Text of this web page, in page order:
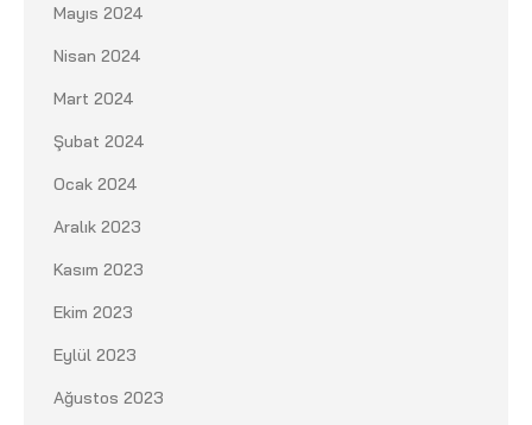
Mayıs 2024
Nisan 2024
Mart 2024
Şubat 2024
Ocak 2024
Aralık 2023
Kasım 2023
Ekim 2023
Eylül 2023
Ağustos 2023